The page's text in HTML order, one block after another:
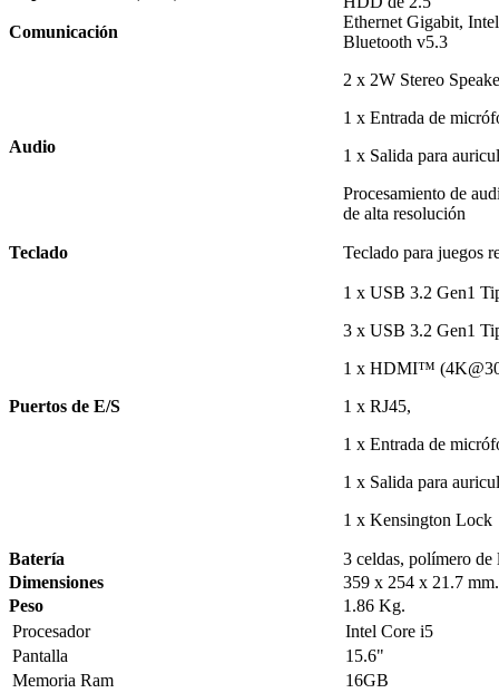
Comunicación
Ethernet Gigabit,
Bluetooth v5.3
Audio
2 x 2W Stereo
1 x Entrada de
1 x Salida para
Procesamiento de
de alta resolución
Teclado Teclado para juegos
Puertos de E/S
1 x USB 3.2 Gen1
3 x USB 3.2 Gen1
1 x HDMI™
1 x RJ45,
1 x Entrada de
1 x Salida para
1 x Kensington Lock
Batería
3 celdas, polímero
Dimensiones
359 x 254 x 21.7 mm.
Peso
1.86 Kg.
Procesador
Intel Core i5
Pantalla
15.6"
Memoria Ram
16GB